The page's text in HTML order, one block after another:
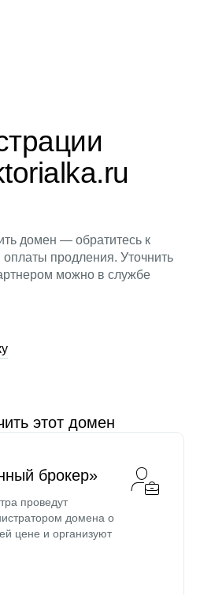
домен — обратитесь к
продления. Уточнить
можно в службе
этот домен
брокер»
проведут
домена о
цене и организуют